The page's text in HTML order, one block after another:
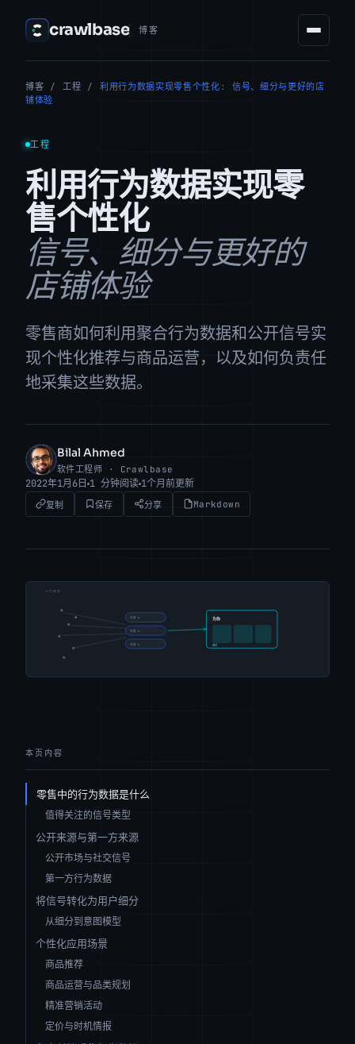
crawlbase 博客
博客 / 工程 /
利用行为数据实现零售个性化: 信号、细分与更好的店
铺体验
工程
利用行为数据实现零
售个性化
信号、细分与更好的
店铺体验
零售商如何利用聚合行为数据和公开信号实
现个性化推荐与商品运营，以及如何负责任
地采集这些数据。
BA
Bilal Ahmed
软件工程师 · Crawlbase
2022年1月6日 1 分钟阅读 1个月前更新
复制 保存 分享 Markdown
本页内容
零售中的行为数据是什么
值得关注的信号类型
公开来源与第一方来源
公开市场与社交信号
第一方行为数据
将信号转化为用户细分
从细分到意图模型
个性化应用场景
商品推荐
商品运营与品类规划
精准营销活动
定价与时机情报